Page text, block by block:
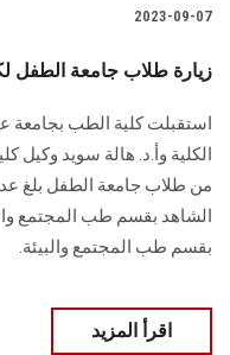
2023-09-07
زيارة طلاب جامعة الطفل
استقبلت كلية الطب بجامعة
الكلية وأ.د. هالة سويد
الشاهد بقسم طب المجتمع
بقسم طب المجتمع والبيئة.
اقرأ المزيد